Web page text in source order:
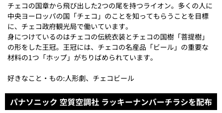
チェコの国章から飛び出した2つの尾を持つライオン。多くの人に
中央ヨーロッパの国「チェコ」のことを知ってもらうことを目標
に、チェコ政府観光局で働いています。
身につけているのはチェコの伝統衣装とチェコの国樹「菩提樹」
の形をした王冠。王冠には、チェコの名産品「ビール」の重要な
材料の1つ「ホップ」がちりばめられています。
好きなこと・もの:人形劇、チェコビール
パナソニック 空質空調社 ラッキーナンバーチラシを配布